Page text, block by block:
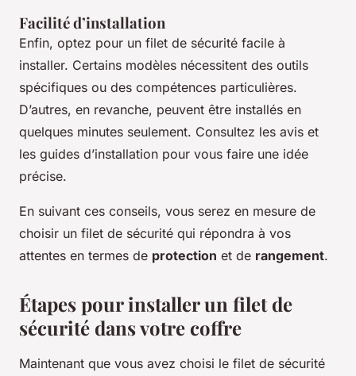
Facilité d’installation
Enfin, optez pour un filet de sécurité facile à
installer. Certains modèles nécessitent des outils
spécifiques ou des compétences particulières.
D’autres, en revanche, peuvent être installés en
quelques minutes seulement. Consultez les avis et
les guides d’installation pour vous faire une idée
précise.
En suivant ces conseils, vous serez en mesure de
choisir un filet de sécurité qui répondra à vos
attentes en termes de protection et de rangement.
Étapes pour installer un filet de
sécurité dans votre coffre
Maintenant que vous avez choisi le filet de sécurité